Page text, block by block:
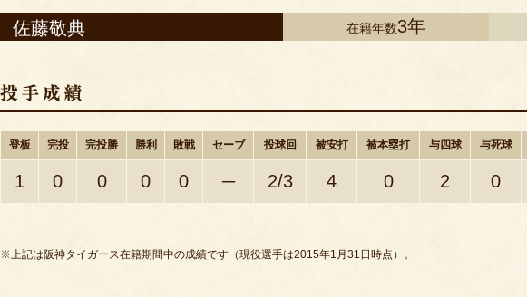
佐藤敬典 在籍年数3年
登板 完投 完投勝 勝利 敗戦 セーブ 投球回 被安打 被本塁打 与四球 与死球
1 0 0 0 0 ─ 2/3 4 0 2 0
※上記は阪神タイガース在籍期間中の成績です（現役選手は2015年1月31日時点）。